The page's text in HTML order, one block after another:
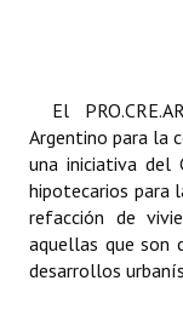
Antiguos
Noticias
Registros y
Datos Históricos
El
Argentino para la
una iniciativa del
hipotecarios para
refacción de
aquellas que son
desarrollos